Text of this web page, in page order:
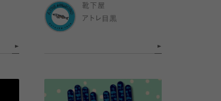
靴下屋
アトレ目黒